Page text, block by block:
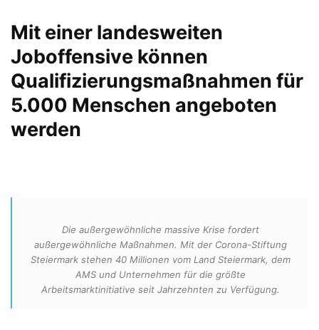
Mit einer landesweiten
Joboffensive können
Qualifizierungsmaßnahmen für
5.000 Menschen angeboten
werden
Die außergewöhnliche massive Krise fordert
außergewöhnliche Maßnahmen. Mit der Corona-Stiftung
Steiermark stehen 40 Millionen vom Land Steiermark, dem
AMS und Unternehmen für die größte
Arbeitsmarktinitiative seit Jahrzehnten zu Verfügung.